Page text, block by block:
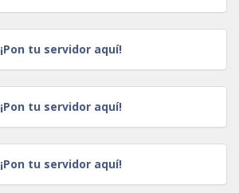
¡Pon tu servidor aquí!
¡Pon tu servidor aquí!
¡Pon tu servidor aquí!